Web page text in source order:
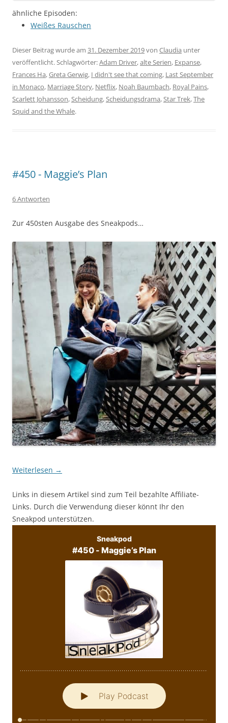
ähnliche Episoden:
Weißes Rauschen
Dieser Beitrag wurde am 31. Dezember 2019von Claudia unter
veröffentlicht. Schlagwörter:Adam Driver,alte Serien, Expanse,
Frances Ha,Greta Gerwig, I didn't see that coming, Last September
in Monaco, Marriage Story, Netflix, Noah Baumbach, Royal Pains,
Scarlett Johansson,Scheidung,Scheidungsdrama,Star Trek,The
Squid and the Whale.
#450 - Maggie’s Plan
6 Antworten
Zur 450sten Ausgabe des Sneakpods…
Weiterlesen →
Links in diesem Artikel sind zum Teil bezahlte Affiliate-
Links. Durch die Verwendung dieser könnt Ihr den
Sneakpod unterstützen.